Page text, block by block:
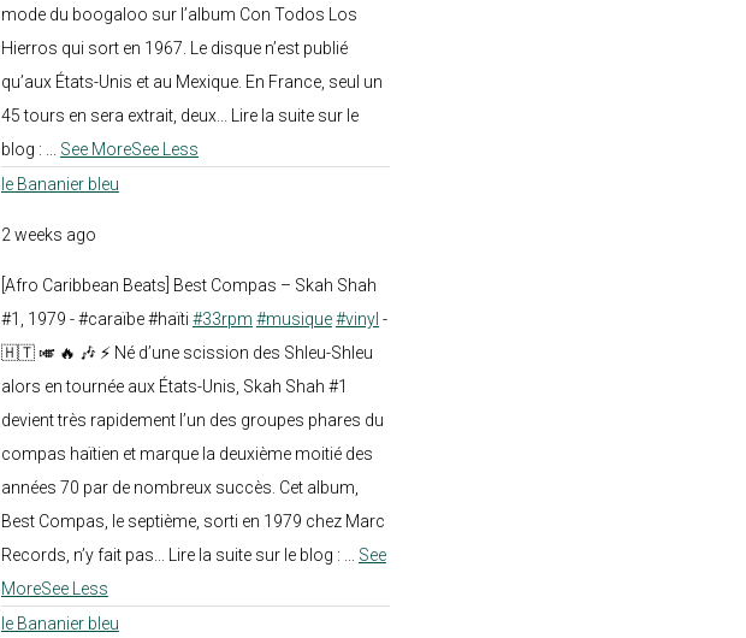
mode du boogaloo sur l’album Con Todos Los
Hierros qui sort en 1967. Le disque n’est publié
qu’aux États-Unis et au Mexique. En France, seul un
45 tours en sera extrait, deux... Lire la suite sur le
blog :
See MoreSee Less
le Bananier bleu
2 weeks ago
[Afro Caribbean Beats] Best Compas – Skah Shah
#1, 1979 - #caraïbe #haïti #33rpm #musique#vinyl -
🇭🇹 🎺 🔥 🎶 ⚡ Né d’une scission des Shleu-Shleu
alors en tournée aux États-Unis, Skah Shah #1
devient très rapidement l’un des groupes phares du
compas haïtien et marque la deuxième moitié des
années 70 par de nombreux succès. Cet album,
Best Compas, le septième, sorti en 1979 chez Marc
Records, n’y fait pas... Lire la suite sur le blog :
See
MoreSee Less
le Bananier bleu